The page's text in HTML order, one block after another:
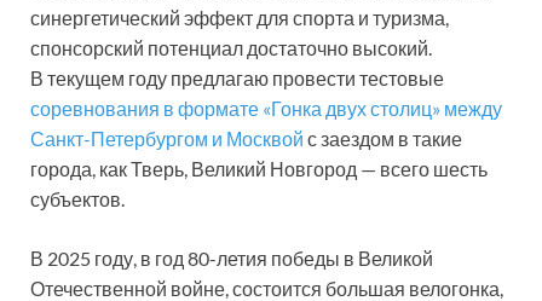
синергетический эффект для спорта и туризма,
спонсорский потенциал достаточно высокий.
В текущем году предлагаю провести тестовые
соревнования в формате «Гонка двух столиц» между
Санкт-Петербургом и Москвой с заездом в такие
города, как Тверь, Великий Новгород — всего шесть
субъектов.
В 2025 году, в год 80-летия победы в Великой
Отечественной войне, состоится большая велогонка,